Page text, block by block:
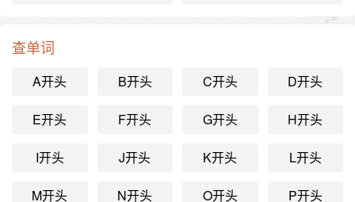
查单词
A开头 B开头 C开头 D开头
E开头 F开头 G开头 H开头
I开头 J开头 K开头 L开头
M开头 N开头 O开头 P开头